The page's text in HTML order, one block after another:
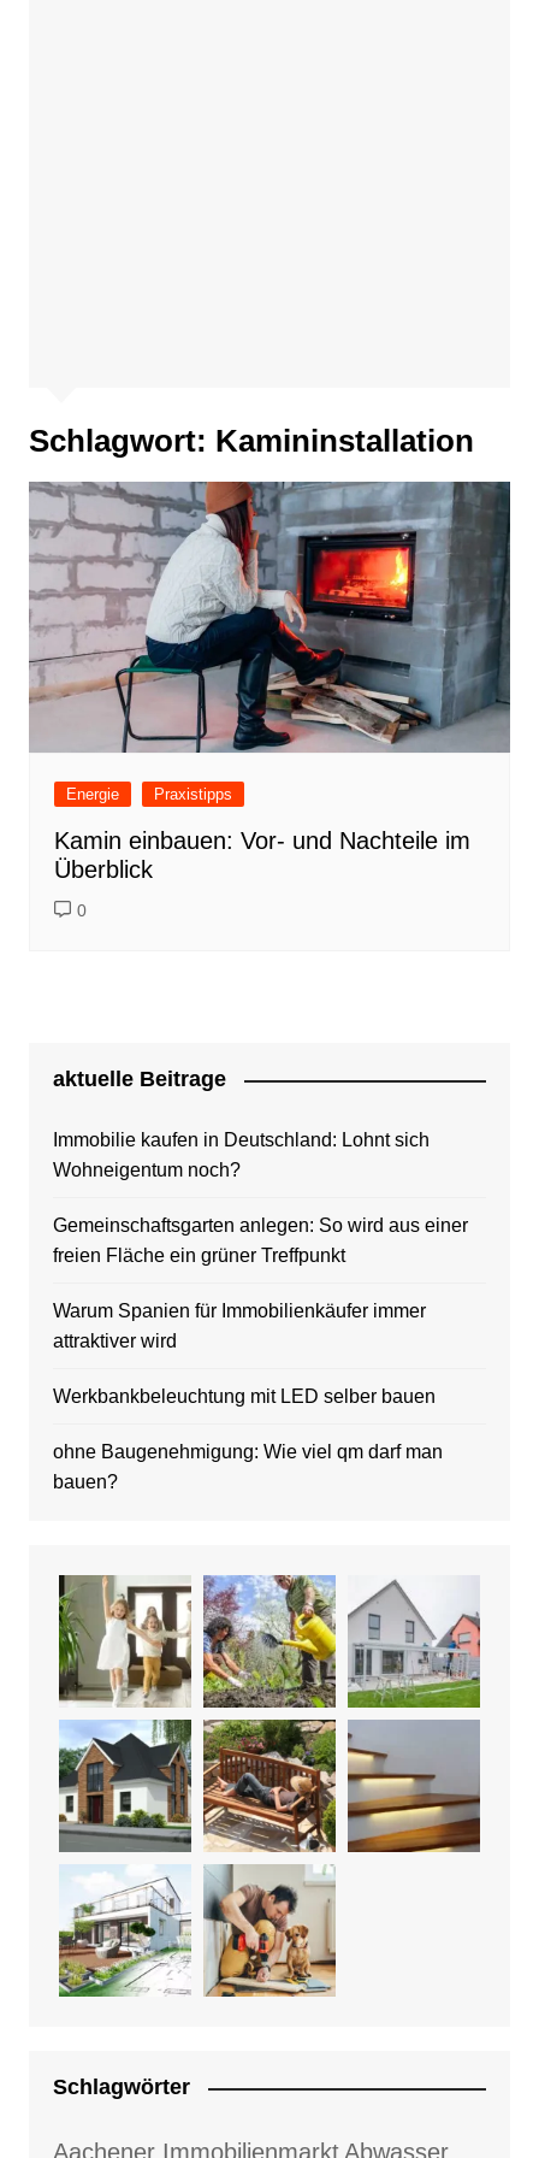
Schlagwort: Kamininstallation
Energie Praxistipps
Kamin einbauen: Vor- und Nachteile im
Überblick
0
aktuelle Beitrage
Immobilie kaufen in Deutschland: Lohnt sich
Wohneigentum noch?
Gemeinschaftsgarten anlegen: So wird aus einer
freien Fläche ein grüner Treffpunkt
Warum Spanien für Immobilienkäufer immer
attraktiver wird
Werkbankbeleuchtung mit LED selber bauen
ohne Baugenehmigung: Wie viel qm darf man
bauen?
Schlagwörter
Aachener Immobilienmarkt Abwasser